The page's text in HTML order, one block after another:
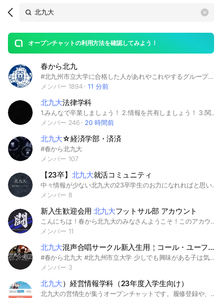
Search
OpenChats
messages
search
area
オープンチャットの利用方法を確認してみよう！
open
春から北九
#北九州市立大学に合格した人があれやこれやするグループ #北九大 #共通テスト
メンバー 1894
11 分前
北九大法律学科
1.みんなで卒業しましょう！ 2.情報を共有しましょう！ 3.関係ない宣伝はやめましょう！ ルーム内で発生した個人間のトラブルについて、管理者は一切の責任を負いません。 #北九大 #北九州市立大学 #法律
メンバー 246
20 時間前
北九大☆経済学部・済済
#春から北九大
メンバー 107
【23卒】 北九大就活コミュニティ
中々情報が少ない北九大の23卒学生のお力になれればと思い、22卒の有志で、就活に関する情報提供や支援の場をつくることにしました！ イベントの紹介や就活に関する情報を、このオープンチャット内で共有していきます！ 何か分からないことがあればお気軽にご質問ください！ また、周りの友達で 「就活頑張りたい！」 「何からすればいいか分からない！」 という人がいればどんどん誘ってください！ これからよろしくお願い致します！
メンバー 8
新入生歓迎会用 北九大フットサル部 アカウント
こんにちは！春から北九大のみなさんようこそ！このアカウントは北九大フットサル部の新入生歓迎会用のアカウントです！練習見学や新歓についての連絡を行います！質問や分からないことがあれば、なんでもつぶやいて下さい！
メンバー 11
北九大混声合唱サークル新入生用￤コール・ユーフォ二ー⋆͛📢⋆
#春から北九大 #北九州市立大学 少しでも興味がある子は気軽に入ってなんでも聞いてください🤍𐙚
メンバー 3
北九大）経営情報学科（23年度入学生向け）
北九大の営情生が集うオープンチャットです。履修登録や、期末テストなどの情報共有、をしていきたい方大歓迎